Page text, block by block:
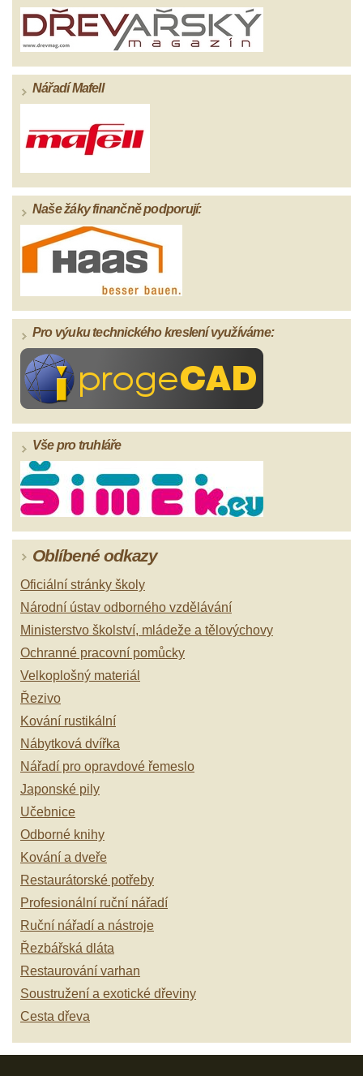
Nářadí Mafell
Naše žáky finančně podporují:
Pro výuku technického kreslení využíváme:
Vše pro truhláře
Oblíbené odkazy
Oficiální stránky školy
Národní ústav odborného vzdělávání
Ministerstvo školství, mládeže a tělovýchovy
Ochranné pracovní pomůcky
Velkoplošný materiál
Řezivo
Kování rustikální
Nábytková dvířka
Nářadí pro opravdové řemeslo
Japonské pily
Učebnice
Odborné knihy
Kování a dveře
Restaurátorské potřeby
Profesionální ruční nářadí
Ruční nářadí a nástroje
Řezbářská dláta
Restaurování varhan
Soustružení a exotické dřeviny
Cesta dřeva